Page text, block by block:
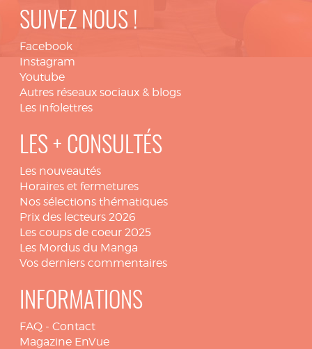
SUIVEZ NOUS !
Facebook
Instagram
Youtube
Autres réseaux sociaux & blogs
Les infolettres
LES + CONSULTÉS
Les nouveautés
Horaires et fermetures
Nos sélections thématiques
Prix des lecteurs 2026
Les coups de coeur 2025
Les Mordus du Manga
Vos derniers commentaires
INFORMATIONS
FAQ - Contact
Magazine EnVue